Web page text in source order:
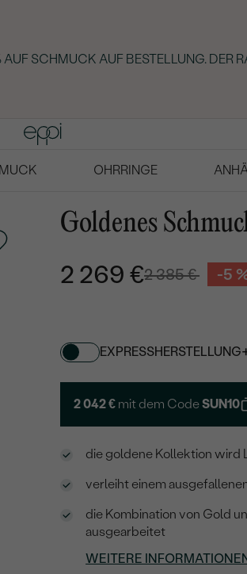
SCHMUCK AUF BESTELLUNG. DER
OHRRINGE
Goldenes
2 269 €2 385 € -5
EXPRESSHERSTELLUNG
2 042 € mit dem CodeSUN10
die goldene Kollektion wird
verleiht einem
die Kombination von Gold
ausgearbeitet
WEITERE